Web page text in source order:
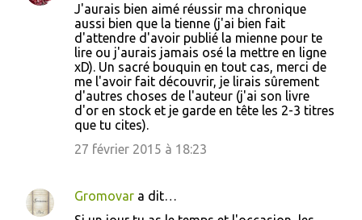
J'aurais bien aimé réussir ma chronique
aussi bien que la tienne (j'ai bien fait
d'attendre d'avoir publié la mienne pour te
lire ou j'aurais jamais osé la mettre en ligne
xD). Un sacré bouquin en tout cas, merci de
me l'avoir fait découvrir, je lirais sûrement
d'autres choses de l'auteur (j'ai son livre
d'or en stock et je garde en tête les 2-3 titres
que tu cites).
27 février 2015 à 18:23
Gromovar a dit…